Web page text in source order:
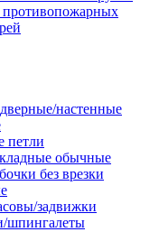
противопожарных
настенные
петли
обычные
без врезки
задвижки
шпингалеты